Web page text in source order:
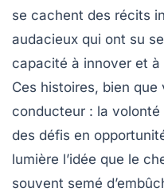
se cachent des récits
audacieux qui ont su
capacité à innover et à
Ces histoires, bien
conducteur : la
des défis en
lumière l’idée que le
souvent semé